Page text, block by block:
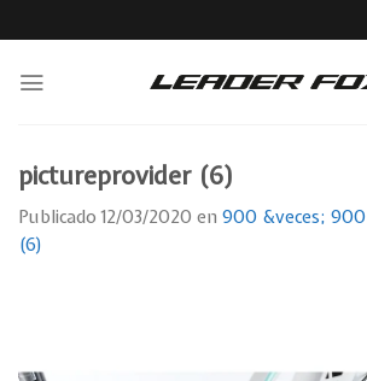
to
pictureprovider (6)
Publicado12/03/2020 en 900 &veces; 900
(6)